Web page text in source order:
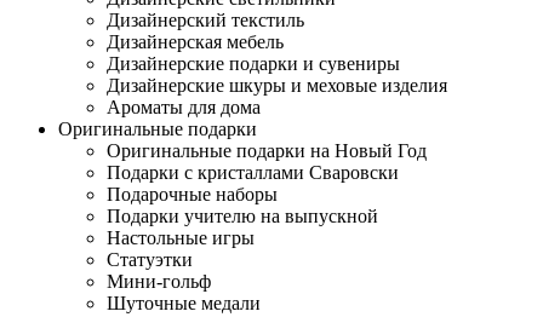
Дизайнерский текстиль
Дизайнерская мебель
Дизайнерские подарки и сувениры
Дизайнерские шкуры и меховые изделия
Ароматы для дома
Оригинальные подарки
Оригинальные подарки на Новый Год
Подарки с кристаллами Сваровски
Подарочные наборы
Подарки учителю на выпускной
Настольные игры
Статуэтки
Мини-гольф
Шуточные медали